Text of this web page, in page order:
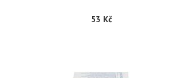
53 Kč